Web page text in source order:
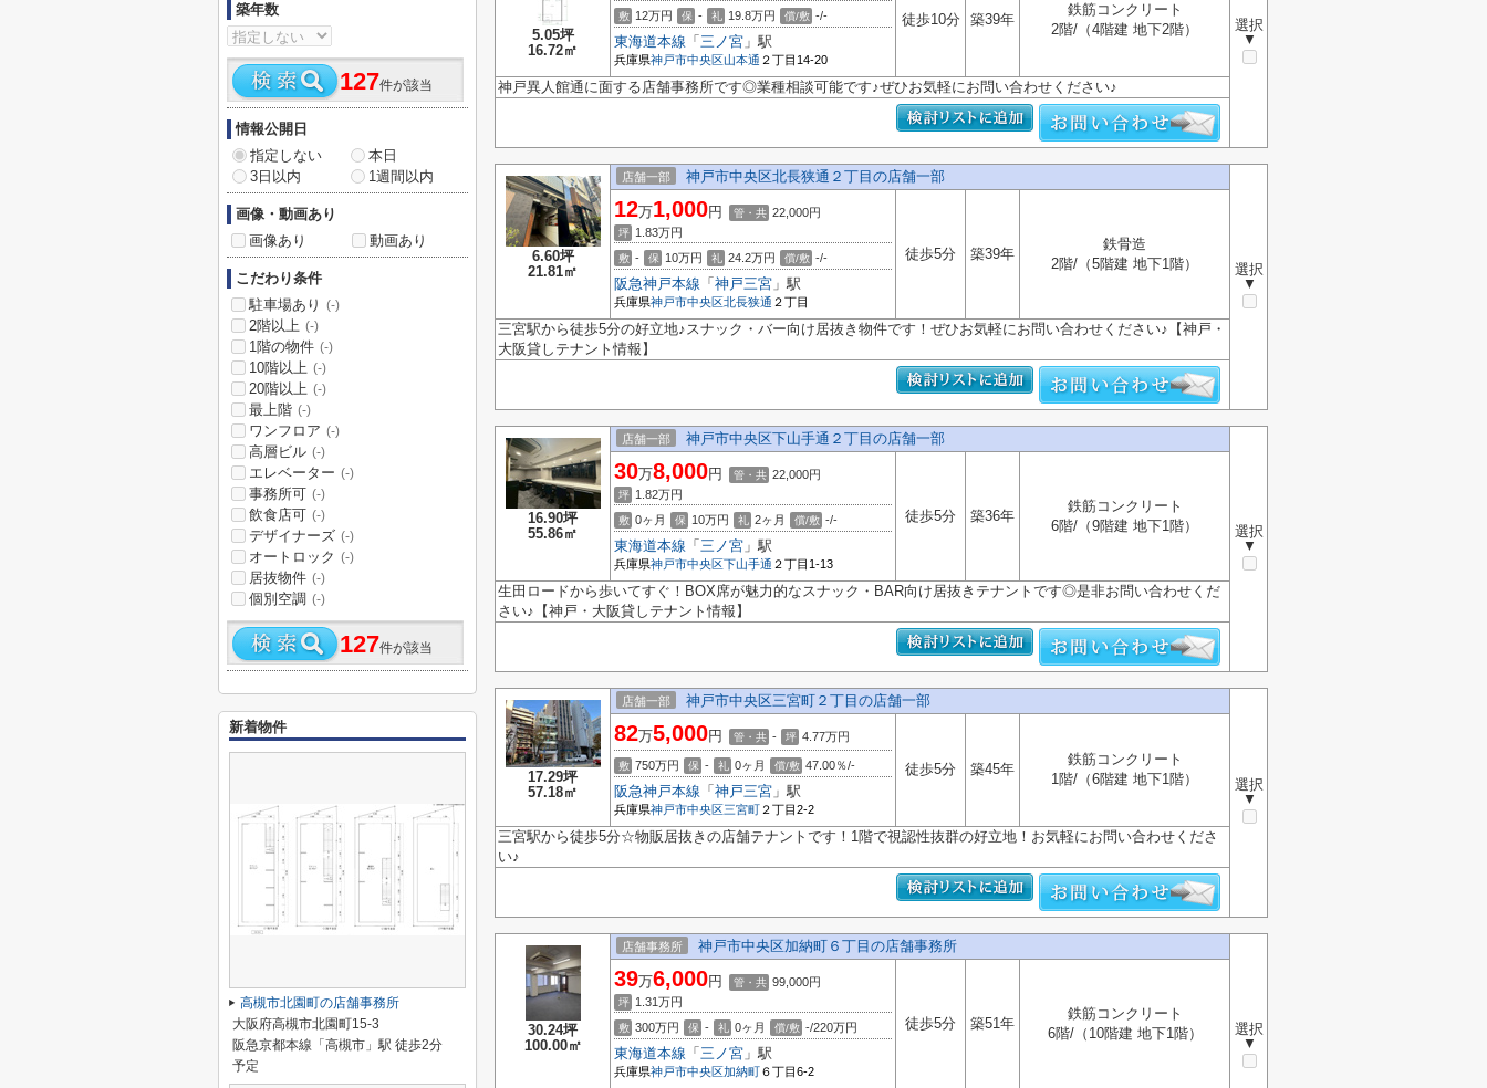
5.05坪
16.72㎡
選択
▼
敷 12万円 保 - 礼 19.8万円 償/敷 -/-
東海道本線 「 三ノ宮 」駅
兵庫県神戸市中央区山本通 ２丁目14-20
徒歩10分 築39年
鉄筋コンクリート
2階/（4階建 地下2階）
神戸異人館通に面する店舗事務所です◎業種相談可能です♪ぜひお気軽にお問い合わせください♪
6.60坪
21.81㎡
店舗一部 神戸市中央区北長狭通２丁目の店舗一部
選択
▼
12万1,000円 管・共 22,000円
坪 1.83万円
敷 - 保 10万円 礼 24.2万円 償/敷 -/-
阪急神戸本線 「 神戸三宮 」駅
兵庫県神戸市中央区北長狭通 ２丁目
徒歩5分 築39年
鉄骨造
2階/（5階建 地下1階）
三宮駅から徒歩5分の好立地♪スナック・バー向け居抜き物件です！ぜひお気軽にお問い合わせください♪【神戸・
大阪貸しテナント情報】
16.90坪
55.86㎡
店舗一部 神戸市中央区下山手通２丁目の店舗一部
選択
▼
30万8,000円 管・共 22,000円
坪 1.82万円
敷 0ヶ月 保 10万円 礼 2ヶ月 償/敷 -/-
東海道本線 「 三ノ宮 」駅
兵庫県神戸市中央区下山手通 ２丁目1-13
徒歩5分 築36年
鉄筋コンクリート
6階/（9階建 地下1階）
生田ロードから歩いてすぐ！BOX席が魅力的なスナック・BAR向け居抜きテナントです◎是非お問い合わせくだ
さい♪【神戸・大阪貸しテナント情報】
17.29坪
57.18㎡
店舗一部 神戸市中央区三宮町２丁目の店舗一部
選択
▼
82万5,000円 管・共 - 坪 4.77万円
敷 750万円 保 - 礼 0ヶ月 償/敷 47.00％/-
阪急神戸本線 「 神戸三宮 」駅
兵庫県神戸市中央区 三宮町 ２丁目2-2
徒歩5分 築45年
鉄筋コンクリート
1階/（6階建 地下1階）
三宮駅から徒歩5分☆物販居抜きの店舗テナントです！1階で視認性抜群の好立地！お気軽にお問い合わせくださ
い♪
30.24坪
100.00㎡
店舗事務所 神戸市中央区加納町６丁目の店舗事務所
選択
▼
39万6,000円 管・共 99,000円
坪 1.31 万円
敷 300万円 保 - 礼 0ヶ月 償/敷 -/220万円
東海道本線 「 三ノ宮 」駅
兵庫県神戸市中央区加納町 ６丁目6-2
徒歩5分 築51年
鉄筋コンクリート
6階/（10階建 地下1階）
築年数
127件が該当
情報公開日
指定しない
本日
3日以内
1週間以内
画像・動画あり
画像あり
動画あり
こだわり条件
駐車場あり
(-)
2階以上 (-)
1階の物件 (-)
10階以上 (-)
20階以上 (-)
最上階 (-)
ワンフロア (-)
高層ビル (-)
エレベーター (-)
事務所可 (-)
飲食店可 (-)
デザイナーズ (-)
オートロック (-)
居抜物件 (-)
個別空調 (-)
127件が該当
新着物件
高槻市北園町の店舗事務所
大阪府高槻市北園町15-3
阪急京都本線「高槻市」駅 徒歩2分
予定